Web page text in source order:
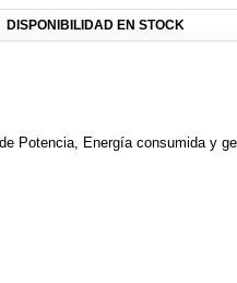
DISPONIBILIDAD EN STOCK
Potencia, Energía consumida y